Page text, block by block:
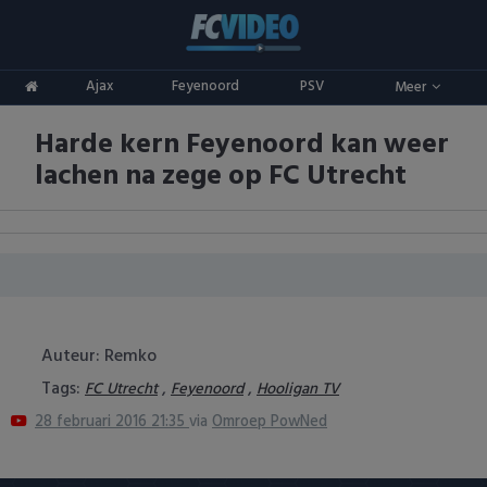
Ajax Feyenoord PSV Meer
ADO Den Haag
Ajax
FC Twente
FC Utrecht
Competities
Eredivisie
Keuken Kampioen Divisie
Vrouwenvoetbal
Champions League
Oranje
Harde kern Feyenoord kan weer
lachen na zege op FC Utrecht
Auteur: Remko
Tags: FC Utrecht, Feyenoord, Hooligan TV
28 februari 2016 21:35via Omroep PowNed